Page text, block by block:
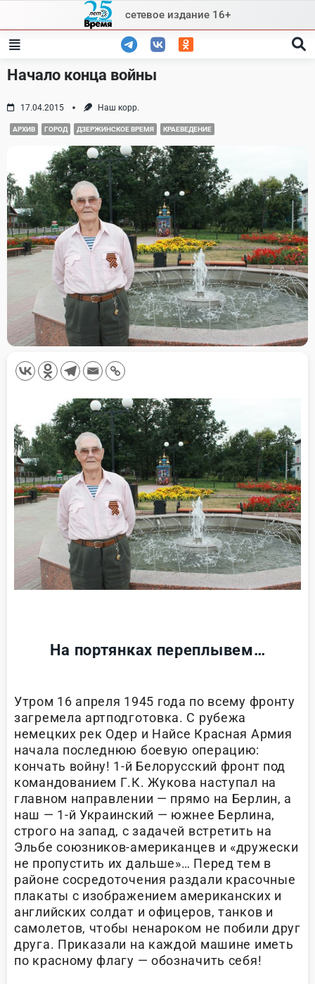
content
сетевое издание 16+
Начало конца войны
17.04.2015 Наш корр.
АРХИВ ГОРОД ДЗЕРЖИНСКОЕ ВРЕМЯ КРАЕВЕДЕНИЕ
На портянках переплывем…
Утром 16 апреля 1945 года по всему фронту
загремела артподготовка. С рубежа
немецких рек Одер и Найсе Красная Армия
начала последнюю боевую операцию:
кончать войну! 1-й Белорусский фронт под
командованием Г.К. Жукова наступал на
главном направлении — прямо на Берлин, а
наш — 1-й Украинский — южнее Берлина,
строго на запад, с задачей встретить на
Эльбе союзников-американцев и «дружески
не пропустить их дальше»… Перед тем в
районе сосредоточения раздали красочные
плакаты с изображением американских и
английских солдат и офицеров, танков и
самолетов, чтобы ненароком не побили друг
друга. Приказали на каждой машине иметь
по красному флагу — обозначить себя!